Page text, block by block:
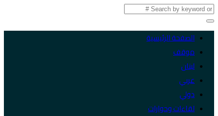
الصفحة الرئيسية
موقف
لبنان
عربي
دولي
لقاءات وحوارات